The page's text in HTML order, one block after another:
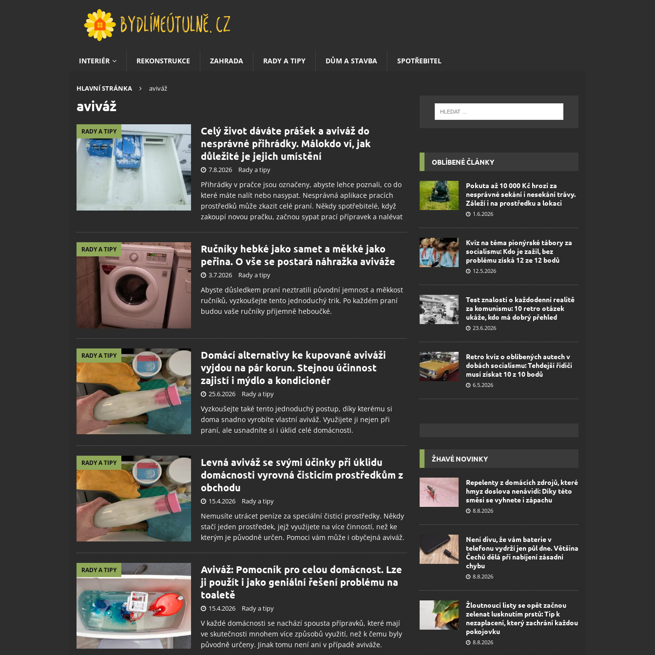
INTERIÉR REKONSTRUKCE ZAHRADA RADY A TIPY DŮM A STAVBA SPOTŘEBITEL
HLAVNÍ STRÁNKA aviváž
aviváž
RADY A TIPY
Celý život dáváte prášek a aviváž do
nesprávné přihrádky. Málokdo ví, jak
důležité je jejich umístění
7.8.2026 Rady a tipy
Přihrádky v pračce jsou označeny, abyste lehce poznali, co do
které máte nalít nebo nasypat. Nesprávná aplikace pracích
prostředků může zkazit celé praní. Někdy spotřebitelé, když
zakoupí novou pračku, začnou sypat prací přípravek a nalévat
RADY A TIPY
Ručníky hebké jako samet a měkké jako
peřina. O vše se postará náhražka aviváže
3.7.2026 Rady a tipy
Abyste důsledkem praní neztratili původní jemnost a měkkost
ručníků, vyzkoušejte tento jednoduchý trik. Po každém praní
budou vaše ručníky příjemně heboučké.
RADY A TIPY
Domácí alternativy ke kupované aviváži
vyjdou na pár korun. Stejnou účinnost
zajistí i mýdlo a kondicionér
25.6.2026 Rady a tipy
Vyzkoušejte také tento jednoduchý postup, díky kterému si
doma snadno vyrobíte vlastní aviváž. Využijete ji nejen při
praní, ale usnadníte si i úklid celé domácnosti.
RADY A TIPY
Levná aviváž se svými účinky při úklidu
domácnosti vyrovná čisticím prostředkům z
obchodu
15.4.2026 Rady a tipy
Nemusíte utrácet peníze za speciální čisticí prostředky. Někdy
stačí jeden prostředek, jejž využijete na více činností, než ke
kterým je původně určen. Pomoci vám může i obyčejná aviváž.
RADY A TIPY
Aviváž: Pomocník pro celou domácnost. Lze
ji použít i jako geniální řešení problému na
toaletě
15.4.2026 Rady a tipy
V každé domácnosti se nachází spousta přípravků, které mají
ve skutečnosti mnohem více způsobů využití, než k čemu byly
původně určeny. Jinak tomu není ani v případě aviváže.
OBLÍBENÉ ČLÁNKY
Pokuta až 10 000 Kč hrozí za
nesprávné sekání i nesekání trávy.
Záleží i na prostředku a lokaci
1.6.2026
Kvíz na téma pionýrské tábory za
socialismu: Kdo je zažil, bez
problému získá 12 ze 12 bodů
12.5.2026
Test znalostí o každodenní realitě
za komunismu: 10 retro otázek
ukáže, kdo má dobrý přehled
23.6.2026
Retro kvíz o oblíbených autech v
dobách socialismu: Tehdejší řidiči
musí získat 10 z 10 bodů
6.5.2026
ŽHAVÉ NOVINKY
Repelenty z domácích zdrojů, které
hmyz doslova nenávidí: Díky této
směsi se vyhnete i zápachu
8.8.2026
Není divu, že vám baterie v
telefonu vydrží jen půl dne. Většina
Čechů dělá při nabíjení zásadní
chybu
8.8.2026
Žloutnoucí listy se opět začnou
zelenat lusknutím prstů: Tip k
nezaplacení, který zachrání každou
pokojovku
8.8.2026